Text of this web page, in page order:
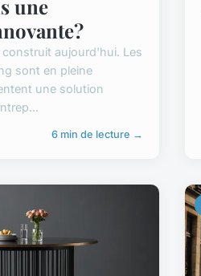
une
construit aujourd'hui. Les
sont en pleine
une solution
6 min de lecture →